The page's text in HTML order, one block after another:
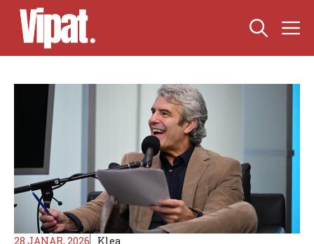
Skip
content
28 JANAR, 2026 Klea